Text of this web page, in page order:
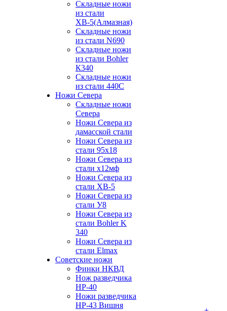
Складные ножи
из стали
ХВ-5(Алмазная)
Складные ножи
из стали N690
Складные ножи
из стали Bohler
К340
Складные ножи
из стали 440С
Ножи Севера
Складные ножи
Севера
Ножи Севера из
дамасской стали
Ножи Севера из
стали 95х18
Ножи Севера из
стали х12мф
Ножи Севера из
стали ХВ-5
Ножи Севера из
стали У8
Ножи Севера из
стали Bohler K
340
Ножи Севера из
стали Elmax
Советские ножи
Финки НКВД
Нож разведчика
НР-40
Ножи разведчика
НР-43 Вишня